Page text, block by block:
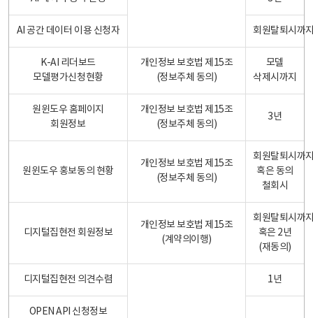
AI 공간 데이터 이용 신청자 회원탈퇴시까
K-AI 리더보드
모델평가신청현황
개인정보 보호법 제15조
(정보주체 동의)
모델
삭제시까지
원윈도우 홈페이지
회원정보
개인정보 보호법 제15조
(정보주체 동의)
3년
원윈도우 홍보동의 현황
개인정보 보호법 제15조
(정보주체 동의)
회원탈퇴시까
혹은 동의
철회시
디지털집현전 회원정보
개인정보 보호법 제15조
(계약의이행)
회원탈퇴시까
혹은 2년
(재동의)
디지털집현전 의견수렴 1년
OPEN API 신청정보